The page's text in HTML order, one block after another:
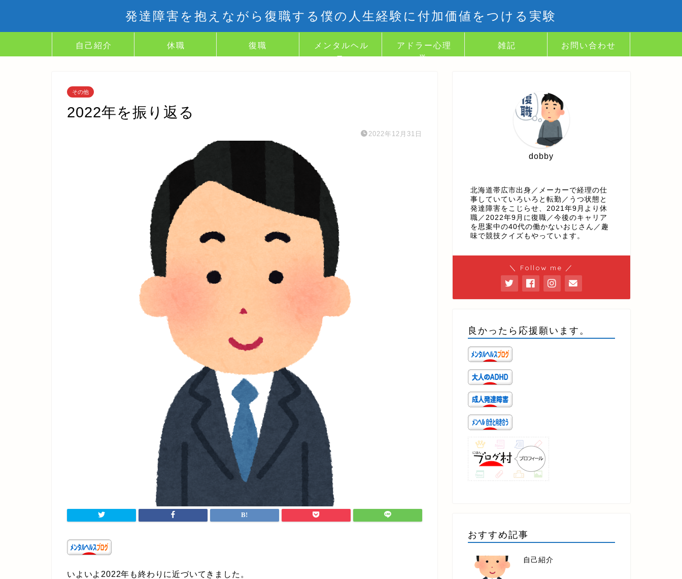
発達障害を抱えながら復職する僕の人生経験に付加価値をつける実験
自己紹介 休職 復職
メンタルヘル
ス
アドラー心理
学
雑記 お問い合わせ
その他
2022年を振り返る
2022年12月31日
いよいよ2022年も終わりに近づいてきました。
dobby
北海道帯広市出身／メーカーで経理の仕
事していていろいろと転勤／うつ状態と
発達障害をこじらせ、2021年9月より休
職／2022年9月に復職／今後のキャリア
を思案中の40代の働かないおじさん／趣
味で競技クイズもやっています。
＼ Follow me ／
良かったら応援願います。
おすすめ記事
自己紹介